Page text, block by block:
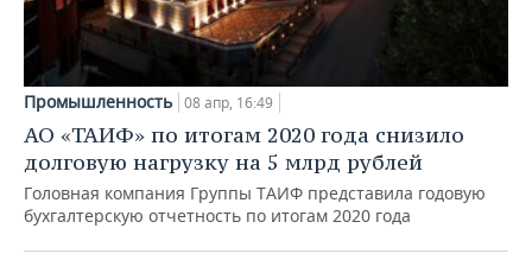
Промышленность 08 апр, 16:49
АО «ТАИФ» по итогам 2020 года снизило
долговую нагрузку на 5 млрд рублей
Головная компания Группы ТАИФ представила годовую
бухгалтерскую отчетность по итогам 2020 года